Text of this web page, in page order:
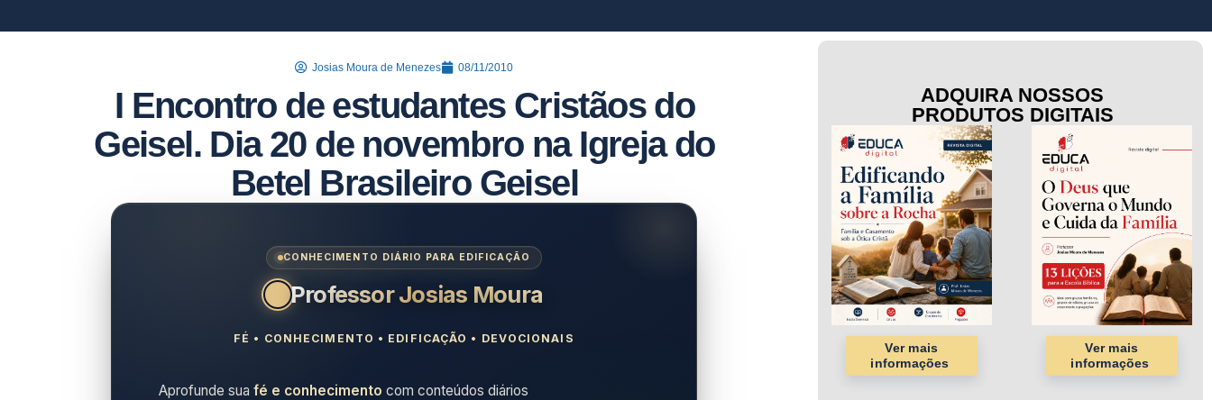
Josias Moura de Menezes 08/11/2010
I Encontro de estudantes Cristãos do
Geisel. Dia 20 de novembro na Igreja do
Betel Brasileiro Geisel
CONHECIMENTO DIÁRIO PARA EDIFICAÇÃO
Professor Josias Moura
FÉ • CONHECIMENTO • EDIFICAÇÃO • DEVOCIONAIS
Aprofunde suafé e conhecimento com conteúdos diários
ADQUIRA NOSSOS
PRODUTOS DIGITAIS